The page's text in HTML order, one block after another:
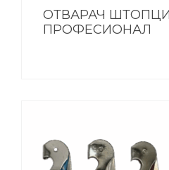
ОТВАРАЧ
ПРОФЕСИОНАЛ